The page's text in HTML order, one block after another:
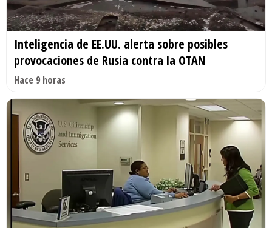
Inteligencia de EE.UU. alerta sobre posibles
provocaciones de Rusia contra la OTAN
Hace 9 horas